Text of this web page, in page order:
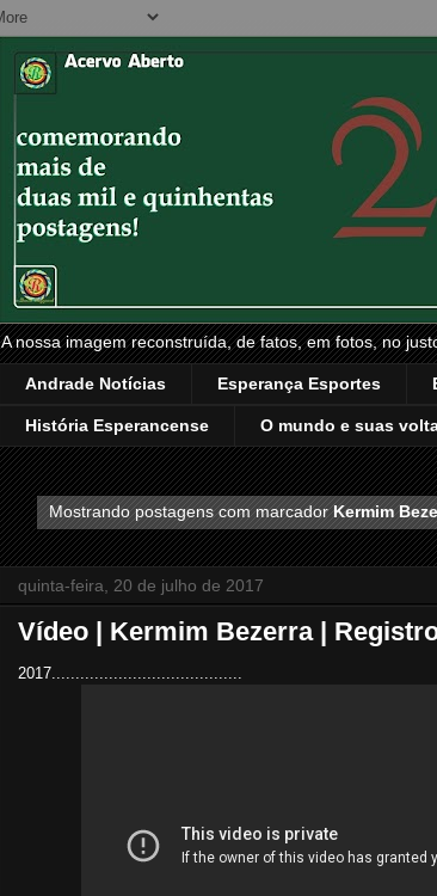
A nossa imagem reconstruída, de fatos, em fotos, no
Andrade Notícias Esperança Esportes
História Esperancense O mundo e suas
Mostrando postagens com marcadorKermim
quinta-feira, 20 de julho de 2017
Vídeo | Kermim Bezerra |
2017........................................